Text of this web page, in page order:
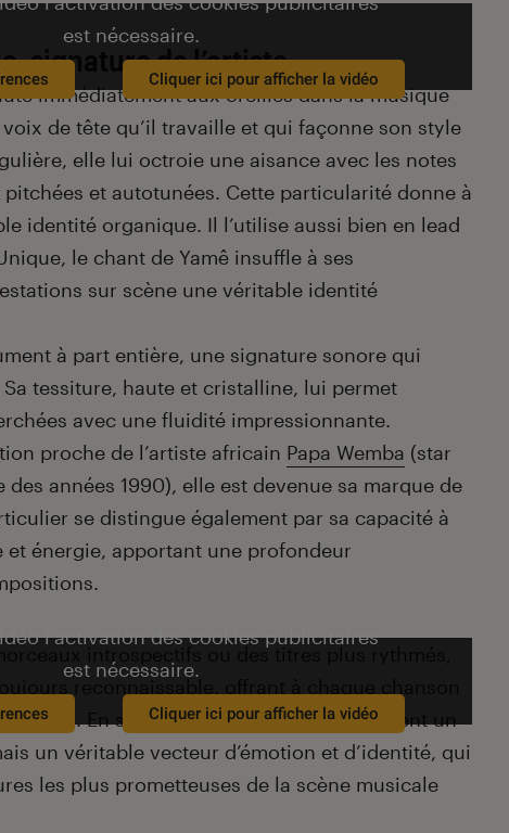
est nécessaire.
Cliquer ici pour afficher la vidéo
signature de l’artiste
immédiatement aux oreilles dans la musique
voix de tête qu’il travaille et qui façonne son style
elle lui octroie une aisance avec les notes
et autotunées. Cette particularité donne à
identité organique. Il l’utilise aussi bien en lead
le chant de Yamê insuffle à ses
sur scène une véritable identité
à part entière, une signature sonore qui
tessiture, haute et cristalline, lui permet
avec une fluidité impressionnante.
proche de l’artiste africain Papa Wemba (star
années 1990), elle est devenue sa marque de
se distingue également par sa capacité à
énergie, apportant une profondeur
l’activation des cookies publicitaires
est nécessaire.
Cliquer ici pour afficher la vidéo
introspectifs ou des titres plus rythmés,
En somme, elle n’est pas uniquement un
un véritable vecteur d’émotion et d’identité, qui
les plus prometteuses de la scène musicale